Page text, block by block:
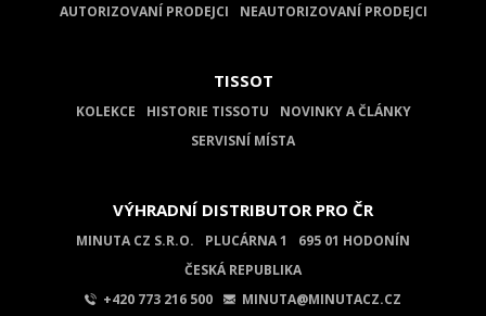
AUTORIZOVANÍ PRODEJCI NEAUTORIZOVANÍ PRODEJCI
TISSOT
KOLEKCE HISTORIE TISSOTU
NOVINKY A ČLÁNKY
SERVISNÍ MÍSTA
VÝHRADNÍ DISTRIBUTOR PRO ČR
MINUTA CZ S.R.O. PLUCÁRNA 1
695 01 HODONÍN
ČESKÁ REPUBLIKA
+420 773 216 500
MINUTA@MINUTACZ.CZ